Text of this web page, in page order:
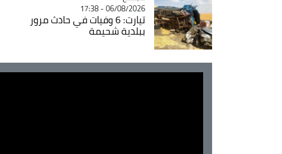
06/08/2026 - 17:38
تيارت: 6 وفيات في حادث مرور
ببلدية شحيمة